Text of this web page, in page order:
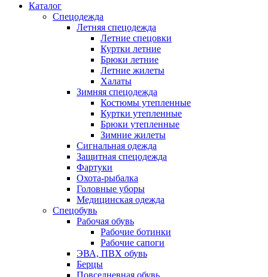
Каталог
Спецодежда
Летняя спецодежда
Летние спецовки
Куртки летние
Брюки летние
Летние жилеты
Халаты
Зимняя спецодежда
Костюмы утепленные
Куртки утепленные
Брюки утепленные
Зимние жилеты
Сигнальная одежда
Защитная спецодежда
Фартуки
Охота-рыбалка
Головные уборы
Медицинская одежда
Спецобувь
Рабочая обувь
Рабочие ботинки
Рабочие сапоги
ЭВА, ПВХ обувь
Берцы
Повседневная обувь